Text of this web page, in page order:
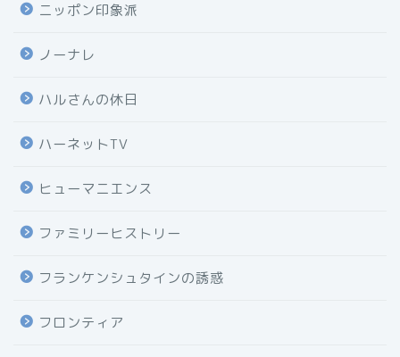
ニッポン印象派
ノーナレ
ハルさんの休日
ハーネットTV
ヒューマニエンス
ファミリーヒストリー
フランケンシュタインの誘惑
フロンティア